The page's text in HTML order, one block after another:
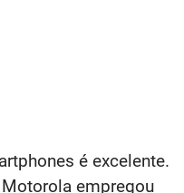
é excelente.
empregou